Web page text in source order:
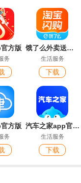
方版
务
饿了么外卖送餐app(淘宝闪购)
生活服务
下载
方版
务
汽车之家app官方版
生活服务
下载